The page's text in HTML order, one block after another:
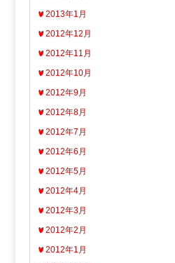
2013年1月
2012年12月
2012年11月
2012年10月
2012年9月
2012年8月
2012年7月
2012年6月
2012年5月
2012年4月
2012年3月
2012年2月
2012年1月